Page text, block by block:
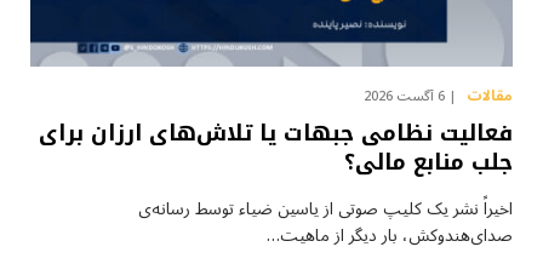
مقالات 6 آگست 2026
فعالیت نظامی جبهات یا تلاش‌های ارزان برای
جلب منابع مالی؟
اخیراً نشر یک کلیپ صوتی از یاسین ضیاء توسط رسانه‌ی
صدای‌هندوکش، بار دیگر از ماهیت…